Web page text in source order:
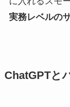
実務レベルの
ChatGPTと